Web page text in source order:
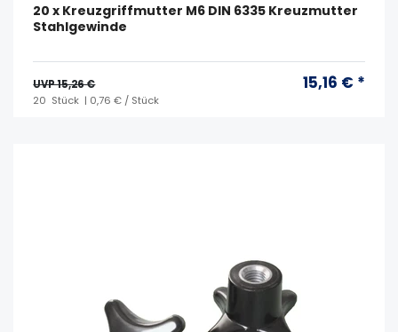
20 x Kreuzgriffmutter M6 DIN 6335 Kreuzmutter
Stahlgewinde
UVP 15,26 € 15,16 € *
20 Stück | 0,76 € / Stück